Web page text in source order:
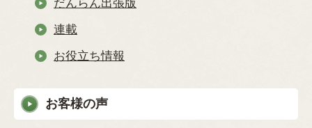
だんらん出張版
連載
お役立ち情報
お客様の声